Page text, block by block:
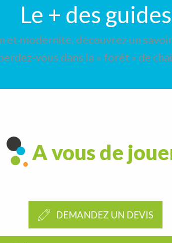
Le + des guides
et modernité, découvrez un
vous dans la « forêt » de
A vous de
DEMANDEZ UN DEVIS